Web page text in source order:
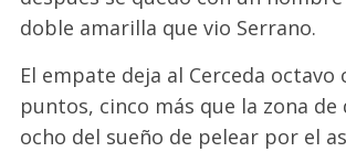
doble amarilla que vio Serrano.
El empate deja al Cerceda octavo
puntos, cinco más que la zona de
ocho del sueño de pelear por el